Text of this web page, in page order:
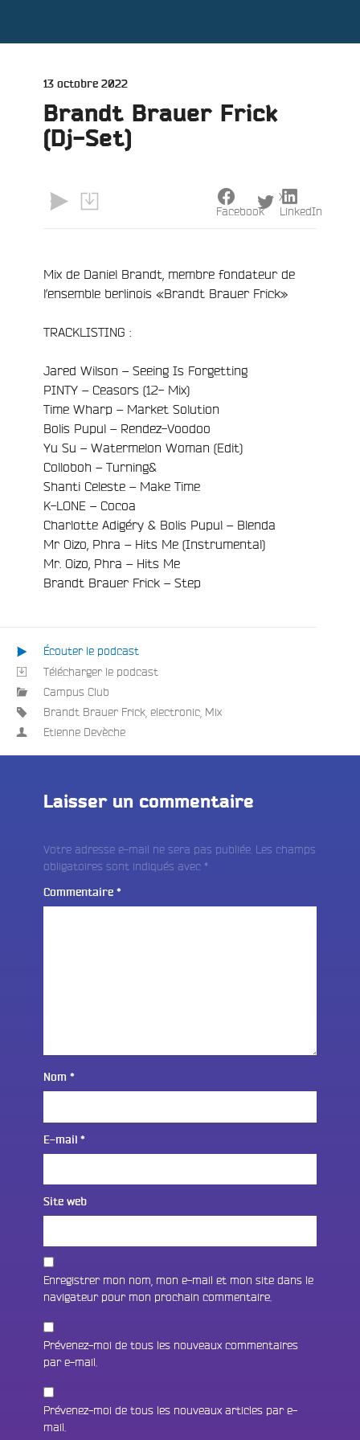
Publié
13 octobre 2022
Brandt Brauer Frick
(Dj-Set)
Mix de Daniel Brandt, membre fondateur de
l’ensemble berlinois «Brandt Brauer Frick»
TRACKLISTING :
Jared Wilson – Seeing Is Forgetting
PINTY – Ceasors (12- Mix)
Time Wharp – Market Solution
Bolis Pupul – Rendez-Voodoo
Yu Su – Watermelon Woman (Edit)
Colloboh – Turning&
Shanti Celeste – Make Time
K-LONE – Cocoa
Charlotte Adigéry & Bolis Pupul – Blenda
Mr Oizo, Phra – Hits Me (Instrumental)
Mr. Oizo, Phra – Hits Me
Brandt Brauer Frick – Step
Facebook
X
LinkedIn
Écouter le podcast
Télécharger le podcast
Campus Club
Brandt Brauer Frick electronic Mix
Etienne Devèche
Laisser un commentaire
Votre adresse e-mail ne sera pas publiée. Les champs
obligatoires sont indiqués avec *
Commentaire *
Nom *
E-mail *
Site web
Enregistrer mon nom, mon e-mail et mon site dans le
navigateur pour mon prochain commentaire.
Prévenez-moi de tous les nouveaux commentaires
par e-mail.
Prévenez-moi de tous les nouveaux articles par e-
mail.